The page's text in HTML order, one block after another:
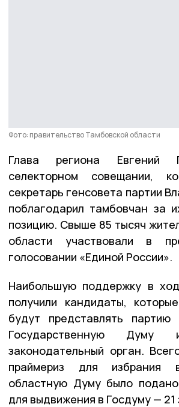
Фото: правительство Тамбовской области
Глава региона Евгений
селекторном совещании,
секретарь генсовета партии
поблагодарил тамбовчан за
позицию. Свыше 85 тысяч
области участвовали в
голосовании «Единой России».
Наибольшую поддержку в
получили кандидаты,
будут представлять
Государственную Думу
законодательный орган.
праймериз для избрания
областную Думу было
для выдвижения в Госдуму — 21